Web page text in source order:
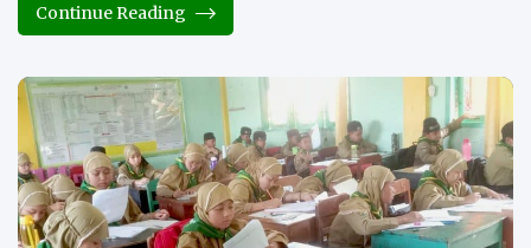
Continue Reading